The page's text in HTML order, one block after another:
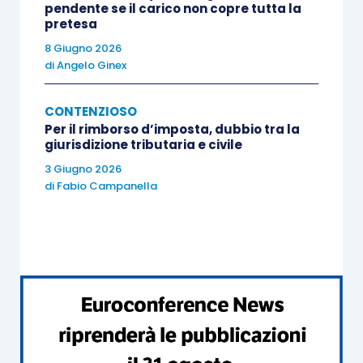
inadempiente
agli obblighi derivanti dalla
sentenza favorevole al contribuente;
sia decorso il termine
legge per l’esecuzione della sentenzada
parte dell’Amministrazione finanziaria o, in
mancanza, il termine di 30 giorni dalla sua
giudizio di ottemperanza;
competenza;
termine di proponibilità;
pendente se il carico non copre tutta la
pretesa
8 Giugno 2026
diAngelo Ginex
CONTENZIOSO
Per il rimborso d’imposta, dubbio tra la
giurisdizione tributaria e civile
3 Giugno 2026
di Fabio Campanella